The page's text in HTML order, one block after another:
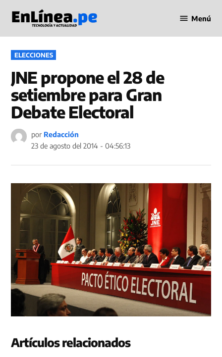
contenido
en Línea
Menú
PUBLICADO
EN
ELECCIONES
JNE propone el 28 de
setiembre para Gran
Debate Electoral
por Redacción
23 de agosto del 2014 - 04:56:13
Artículos relacionados